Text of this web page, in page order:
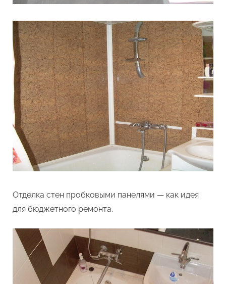
Отделка стен пробковыми панелями — как идея
для бюджетного ремонта.